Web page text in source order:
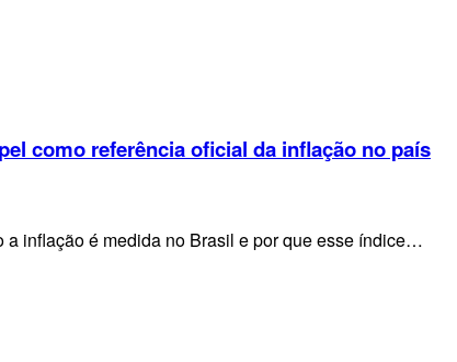
como referência oficial da inflação no país
a inflação é medida no Brasil e por que esse índice…